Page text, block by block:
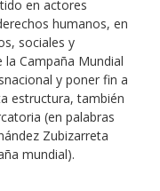
en actores
humanos, en
sociales y
Campaña Mundial
y poner fin a
estructura, también
(en palabras
Zubizarreta
mundial).